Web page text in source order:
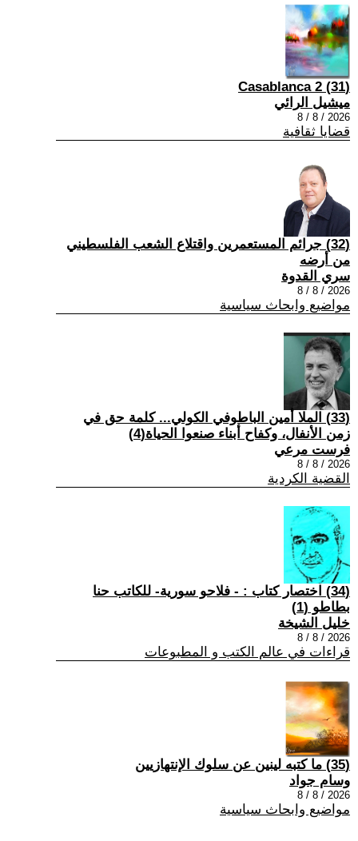
(31) Casablanca 2
ميشيل الرائي
2026 / 8 / 8
قضايا ثقافية
(32) جرائم المستعمرين واقتلاع الشعب الفلسطيني
من أرضه
سري القدوة
2026 / 8 / 8
مواضيع وابحاث سياسية
(33) الملا أمين الباطوفي الكولي... كلمة حق في
زمن الأنفال، وكفاح أبناء صنعوا الحياة(4)
فرست مرعي
2026 / 8 / 8
القضية الكردية
(34) اختصار كتاب : - فلاحو سورية- للكاتب حنا
بطاطو (1)
خليل الشيخة
2026 / 8 / 8
قراءات في عالم الكتب و المطبوعات
(35) ما كتبه لينين عن سلوك الإنتهازيين
وسام جواد
2026 / 8 / 8
مواضيع وابحاث سياسية